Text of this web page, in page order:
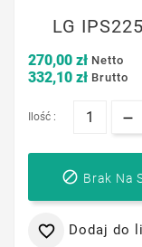
LG
270,00 zł Netto
332,10 zł Brutto
Ilość :
 Brak Na
 Dodaj do